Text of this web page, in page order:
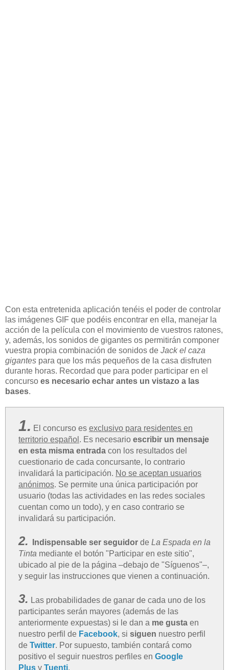
Con esta entretenida aplicación tenéis el poder de controlar
las imágenes GIF que podéis encontrar en ella, manejar la
acción de la película con el movimiento de vuestros ratones,
y, además, los sonidos de gigantes os permitirán componer
vuestra propia combinación de sonidos de Jack el caza
gigantes para que los más pequeños de la casa disfruten
durante horas. Recordad que para poder participar en el
concurso es necesario echar antes un vistazo a las
bases.
1. El concurso es exclusivo para residentes en
territorio español . Es necesario escribir un mensaje
en esta misma entrada con los resultados del
cuestionario de cada concursante, lo contrario
invalidará la participación. No se aceptan usuarios
anónimos. Se permite una única participación por
usuario (todas las actividades en las redes sociales
cuentan como un todo), y en caso contrario se
invalidará su participación.
2. Indispensable ser seguidor de La Espada en la
Tinta mediante el botón "Participar en este sitio",
ubicado al pie de la página –debajo de "Síguenos"–,
y seguir las instrucciones que vienen a continuación.
3. Las probabilidades de ganar de cada uno de los
participantes serán mayores (además de las
anteriormente expuestas) si le dan a me gusta en
nuestro perfil de Facebook, si siguen nuestro perfil
de Twitter. Por supuesto, también contará como
positivo el seguir nuestros perfiles en Google
Plus y Tuenti.